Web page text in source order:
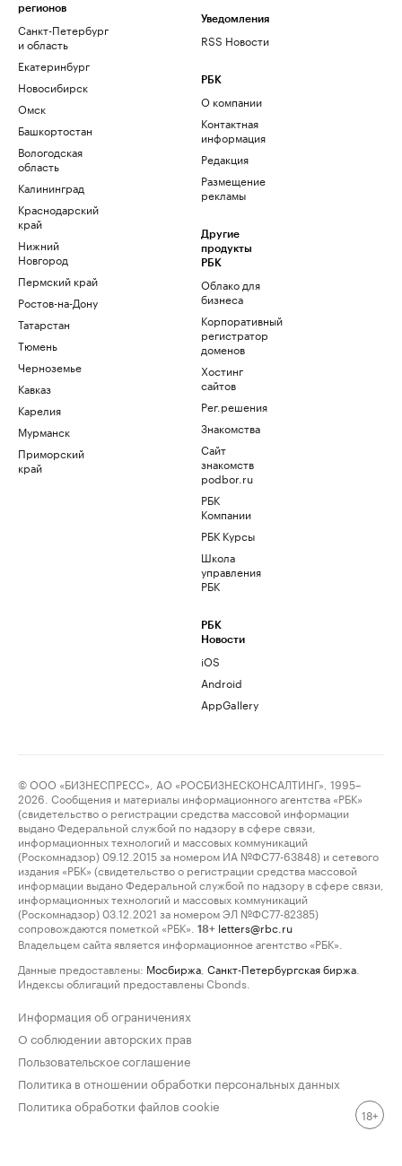
регионов
Санкт-Петербург
и область
Екатеринбург
Новосибирск
Омск
Башкортостан
Вологодская
область
Калининград
Краснодарский
край
Нижний
Новгород
Пермский край
Ростов-на-Дону
Татарстан
Тюмень
Черноземье
Кавказ
Карелия
Мурманск
Приморский
край
Уведомления
RSS Новости
РБК
О компании
Контактная
информация
Редакция
Размещение
рекламы
Другие
продукты
РБК
Облако для
бизнеса
Корпоративный
регистратор
доменов
Хостинг
сайтов
Рег.решения
Знакомства
Сайт
знакомств
podbor.ru
РБК
Компании
РБК Курсы
Школа
управления
РБК
РБК
Новости
iOS
Android
AppGallery
© ООО «БИЗНЕСПРЕСС», АО «РОСБИЗНЕСКОНСАЛТИНГ», 1995–
2026. Сообщения и материалы информационного агентства «РБК»
(свидетельство о регистрации средства массовой информации
выдано Федеральной службой по надзору в сфере связи,
информационных технологий и массовых коммуникаций
(Роскомнадзор) 09.12.2015 за номером ИА №ФС77-63848) и сетевого
издания «РБК» (свидетельство о регистрации средства массовой
информации выдано Федеральной службой по надзору в сфере связи,
информационных технологий и массовых коммуникаций
(Роскомнадзор) 03.12.2021 за номером ЭЛ №ФС77-82385)
сопровождаются пометкой «РБК».
18+ letters@rbc.ru
Владельцем сайта является информационное агентство «РБК».
Данные предоставлены: Мосбиржа Санкт-Петербургская биржа
Индексы облигаций предоставлены Cbonds.
Информация об ограничениях
О соблюдении авторских прав
Пользовательское соглашение
Политика в отношении обработки персональных данных
Политика обработки файлов cookie
18+